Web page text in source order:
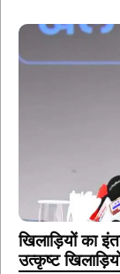
खिलाड़ियों का
उत्कृष्ट